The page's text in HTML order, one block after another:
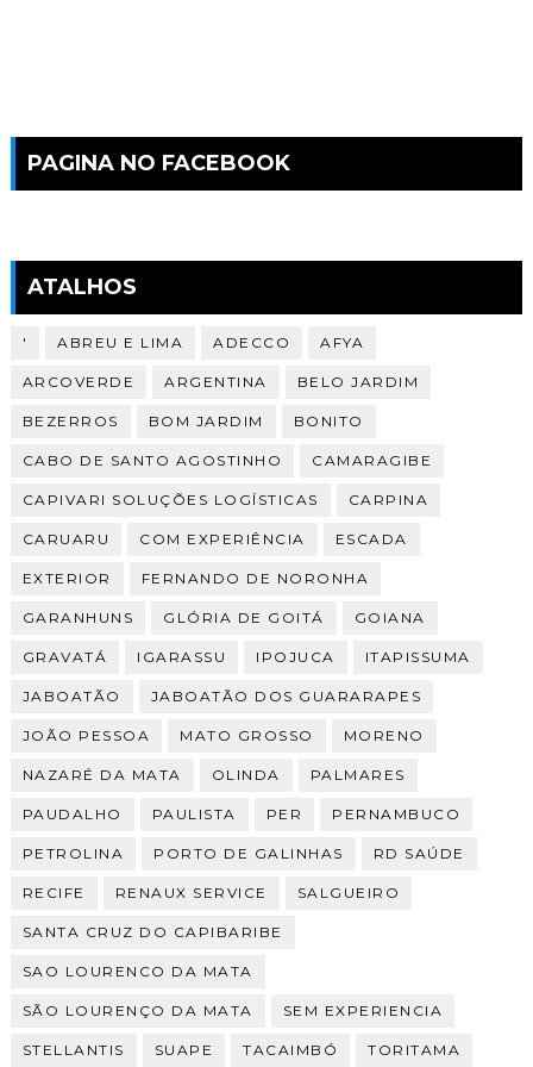
PAGINA NO FACEBOOK
ATALHOS
' ABREU E LIMA ADECCO AFYA
ARCOVERDE ARGENTINA BELO JARDIM
BEZERROS BOM JARDIM BONITO
CABO DE SANTO AGOSTINHO CAMARAGIBE
CAPIVARI SOLUÇÕES LOGÍSTICAS CARPINA
CARUARU COM EXPERIÊNCIA ESCADA
EXTERIOR FERNANDO DE NORONHA
GARANHUNS GLÓRIA DE GOITÁ GOIANA
GRAVATÁ IGARASSU IPOJUCA ITAPISSUMA
JABOATÃO JABOATÃO DOS GUARARAPES
JOÃO PESSOA MATO GROSSO MORENO
NAZARÉ DA MATA OLINDA PALMARES
PAUDALHO PAULISTA PER PERNAMBUCO
PETROLINA PORTO DE GALINHAS RD SAÚDE
RECIFE RENAUX SERVICE SALGUEIRO
SANTA CRUZ DO CAPIBARIBE
SAO LOURENCO DA MATA
SÃO LOURENÇO DA MATA SEM EXPERIENCIA
STELLANTIS SUAPE TACAIMBÓ TORITAMA